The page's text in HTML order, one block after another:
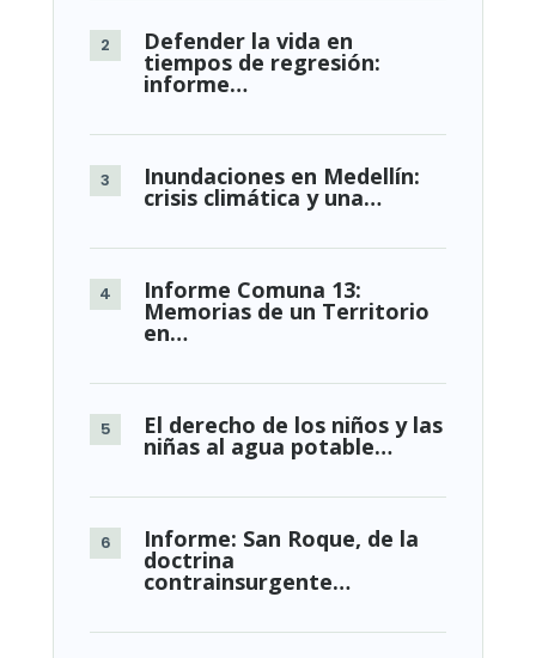
Defender la vida en
tiempos de regresión:
informe…
Inundaciones en Medellín:
crisis climática y una…
Informe Comuna 13:
Memorias de un Territorio
en…
El derecho de los niños y las
niñas al agua potable…
Informe: San Roque, de la
doctrina
contrainsurgente…